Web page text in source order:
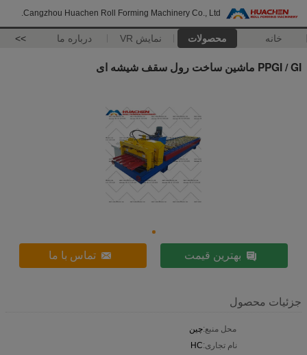
Cangzhou Huachen Roll Forming Machinery Co., Ltd.
خانه محصولات نمایش VR درباره ما >>
PPGI / GI ماشین ساخت رول سقف شیشه ای
بهترین قیمت تماس با ما
جزئیات محصول
محل منبع:چین
نام تجاری:HC